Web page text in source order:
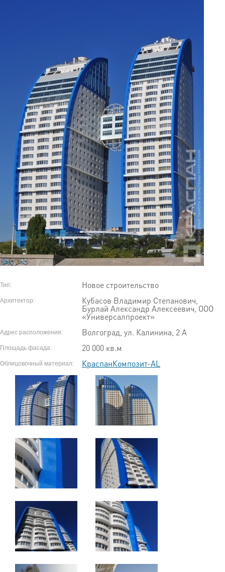
Тип: Новое строительство
Архитектор: Кубасов Владимир Степанович,
Бурлай Александр Алексеевич, ООО
«Универсалпроект»
Адрес расположения: Волгоград, ул. Калинина, 2 А
Площадь фасада: 20 000 кв.м
Облицовочный материал: КраспанКомпозит-AL